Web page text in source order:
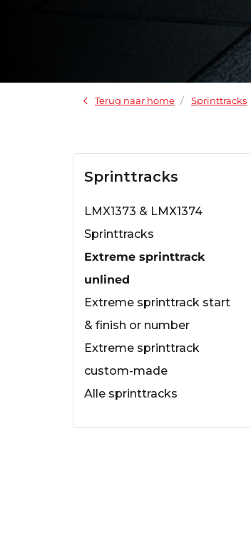
Terug naar home Sprinttracks
Sprinttracks
LMX1373 & LMX1374
Sprinttracks
Extreme sprinttrack
unlined
Extreme sprinttrack start
& finish or number
Extreme sprinttrack
custom-made
Alle sprinttracks